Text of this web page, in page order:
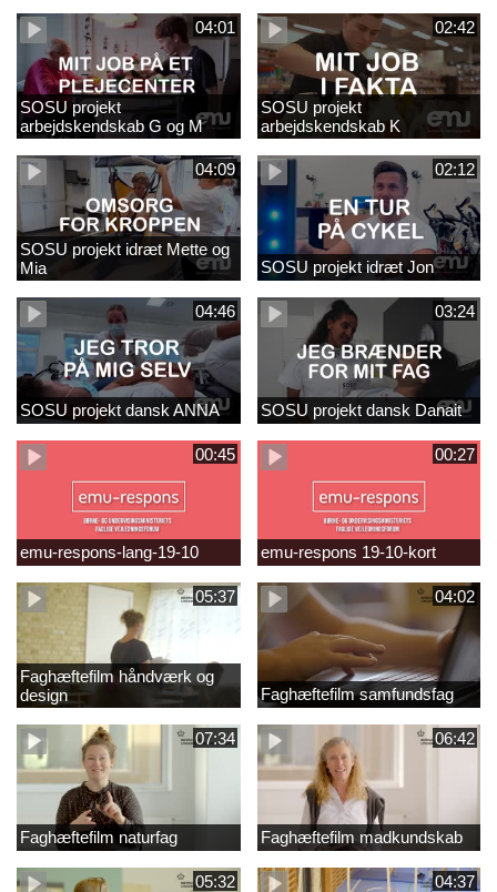
04:01
SOSU projekt
arbejdskendskab G og M
02:42
SOSU projekt
arbejdskendskab K
04:09
SOSU projekt idræt Mette og
Mia
02:12
SOSU projekt idræt Jon
04:46
SOSU projekt dansk ANNA
03:24
SOSU projekt dansk Danait
00:45
emu-respons-lang-19-10
00:27
emu-respons 19-10-kort
05:37
Faghæftefilm håndværk og
design
04:02
Faghæftefilm samfundsfag
07:34
Faghæftefilm naturfag
06:42
Faghæftefilm madkundskab
05:32 04:37